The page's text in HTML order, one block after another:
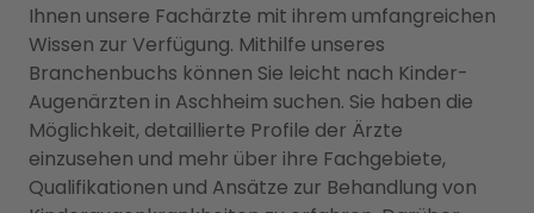
Ihnen unsere Fachärzte mit ihrem umfangreichen
Wissen zur Verfügung. Mithilfe unseres
Branchenbuchs können Sie leicht nach Kinder-
Augenärzten in Aschheim suchen. Sie haben die
Möglichkeit, detaillierte Profile der Ärzte
einzusehen und mehr über ihre Fachgebiete,
Qualifikationen und Ansätze zur Behandlung von